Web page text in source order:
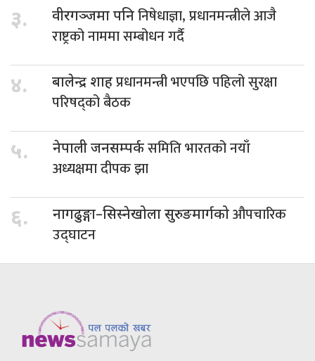
३. वीरगञ्जमा पनिनिषेधाज्ञा, प्रधानमन्त्रीले आजै
राष्ट्रको नाममा सम्बोधन गर्दै
४. बालेन्द्र शाहप्रधानमन्त्री भएपछि पहिलो सुरक्षा
परिषद्को बैठक
५. नेपाली जनसम्पर्कसमिति भारतको नयाँ
अध्यक्षमा दीपक झा
६. नागढुङ्गा–सिस्नेखोला सुरुङमार्गकोऔपचारिक
उद्घाटन